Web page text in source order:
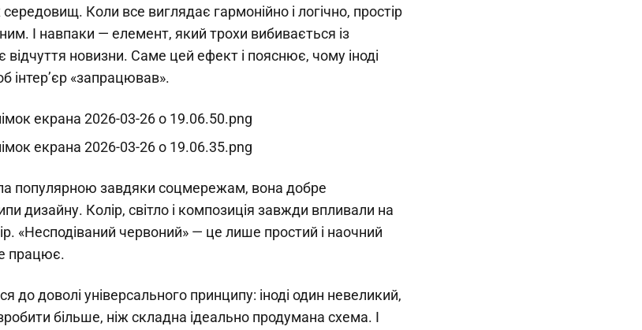
Коли все виглядає гармонійно і логічно, простір
І навпаки — елемент, який трохи вибивається із
відчуття новизни. Саме цей ефект і пояснює, чому іноді
інтер’єр «запрацював».
популярною завдяки соцмережам, вона добре
дизайну. Колір, світло і композиція завжди впливали на
«Несподіваний червоний» — це лише простий і наочний
працює.
до доволі універсального принципу: іноді один невеликий,
більше, ніж складна ідеально продумана схема. І